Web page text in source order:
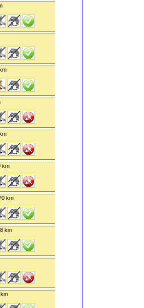
km
km
km